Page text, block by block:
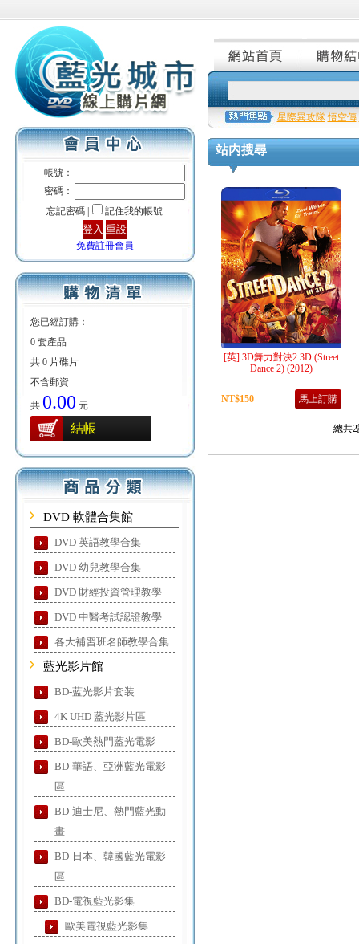
帳號：
密碼：
忘記密碼 |
記住我的帳號
免費註冊會員
您已經訂購：
0 套產品
共 0 片碟片
不含郵資
共 0.00 元
結帳
DVD 軟體合集館
DVD 英語教學合集
DVD 幼兒教學合集
DVD 財經投資管理教學
DVD 中醫考試認證教學
各大補習班名師教學合集
藍光影片館
BD-蓝光影片套装
4K UHD 藍光影片區
BD-歐美熱門藍光電影
BD-華語、亞洲藍光電影
區
BD-迪士尼、熱門藍光動
畫
BD-日本、韓國藍光電影
區
BD-電視藍光影集
歐美電視藍光影集
星際異攻隊 悟空傳
站内搜尋
[英] 3D舞力對決2 3D (Street
Dance 2) (2012)
NT$150 馬上訂購
總共